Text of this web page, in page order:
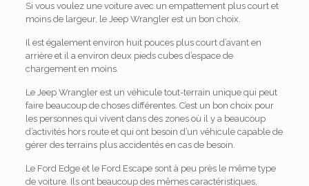
Si vous voulez une voiture avec un empattement plus court et
moins de largeur, le Jeep Wrangler est un bon choix.
Il est également environ huit pouces plus court d’avant en
arrière et il a environ deux pieds cubes d’espace de
chargement en moins.
Le Jeep Wrangler est un véhicule tout-terrain unique qui peut
faire beaucoup de choses différentes. C’est un bon choix pour
les personnes qui vivent dans des zones où il y a beaucoup
d’activités hors route et qui ont besoin d’un véhicule capable de
gérer des terrains plus accidentés en cas de besoin.
Le Ford Edge et le Ford Escape sont à peu près le même type
de voiture. Ils ont beaucoup des mêmes caractéristiques,